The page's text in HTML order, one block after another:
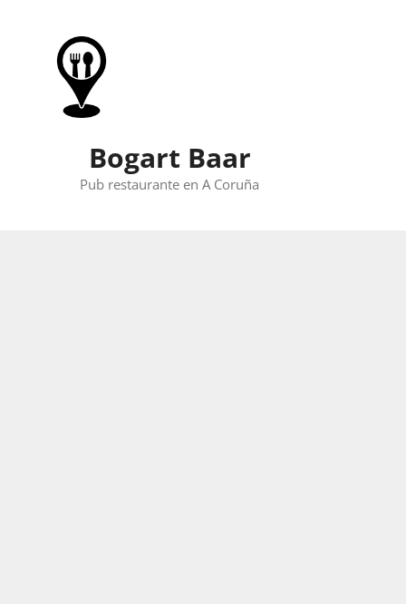
Bogart Baar
Pub restaurante en A Coruña